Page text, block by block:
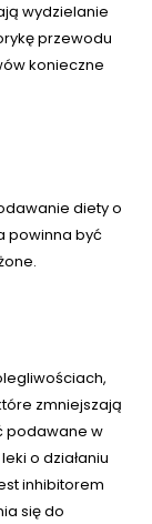
wydzielanie
przewodu
konieczne
diety o
powinna być
zmniejszają
podawane w
o działaniu
inhibitorem
się do